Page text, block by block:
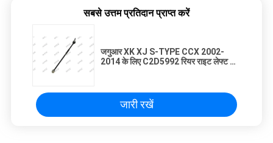
सबसे उत्तम प्रतिदान प्राप्त करें
जगुआर XK XJ S-TYPE CCX 2002-
2014 के लिए C2D5992 रियर राइट लेफ्ट टाई
जारी रखें